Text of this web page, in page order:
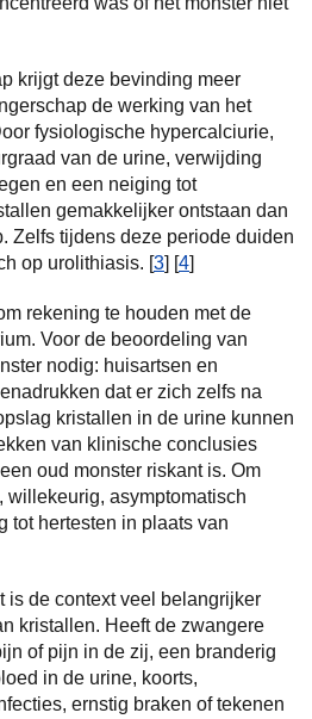
krijgt deze bevinding meer
de werking van het
fysiologische hypercalciurie,
van de urine, verwijding
en een neiging tot
gemakkelijker ontstaan dan
Zelfs tijdens deze periode duiden
op urolithiasis. [3] [4]
rekening te houden met de
Voor de beoordeling van
nodig: huisartsen en
dat er zich zelfs na
kristallen in de urine kunnen
van klinische conclusies
oud monster riskant is. Om
willekeurig, asymptomatisch
tot hertesten in plaats van
is de context veel belangrijker
kristallen. Heeft de zwangere
of pijn in de zij, een branderig
in de urine, koorts,
ernstig braken of tekenen